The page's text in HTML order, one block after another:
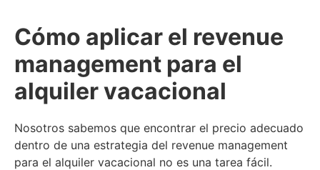
Cómo aplicar el revenue
management para el
alquiler vacacional
Nosotros sabemos que encontrar el precio adecuado
dentro de una estrategia del revenue management
para el alquiler vacacional no es una tarea fácil.